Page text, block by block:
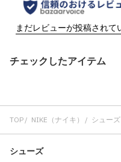
チェックしたアイテム
TOP NIKE（ナイキ） シューズ
シューズ